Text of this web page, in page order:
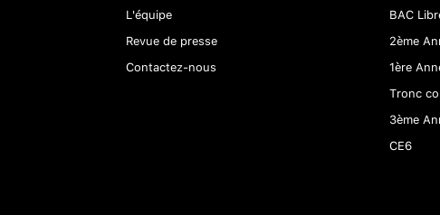
L'équipe
Revue de presse
Contactez-nous
BAC
2ème
1ère
Tronc
3ème
CE6